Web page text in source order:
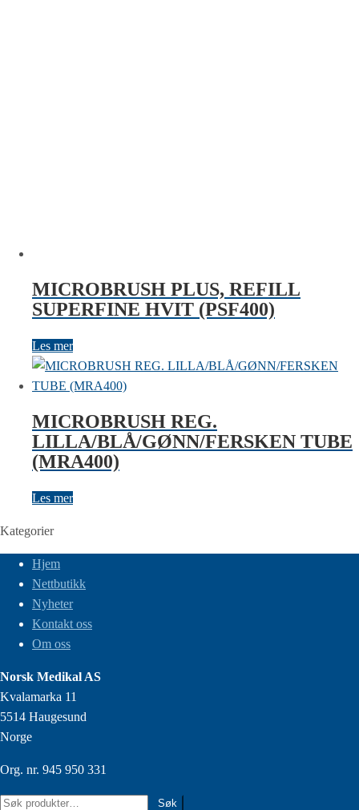
MICROBRUSH PLUS, REFILL
SUPERFINE HVIT (PSF400)
Les mer
MICROBRUSH REG.
LILLA/BLÅ/GØNN/FERSKEN TUBE
(MRA400)
Les mer
Kategorier
Hjem
Nettbutikk
Nyheter
Kontakt oss
Om oss
Norsk Medikal AS
Kvalamarka 11
5514 Haugesund
Norge
Org. nr. 945 950 331
Søk Søk